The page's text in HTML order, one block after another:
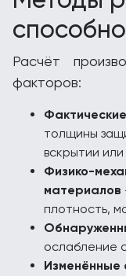
Расчёт
факторов:
толщины
вскрытии
Физико-
материалов
плотность,
ослабление
Изменённые